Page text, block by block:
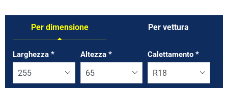
Per dimensione Per vettura
Tab updated: Per dimensione
Larghezza * Altezza * Calettamento*